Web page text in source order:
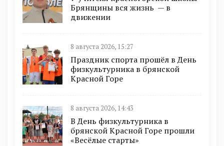
Брянщины вся жизнь — в
движении
8 августа 2026, 15:27
Праздник спорта прошёл в День
физкультурника в брянской
Красной Горе
8 августа 2026, 14:43
В День физкультурника в
брянской Красной Горе прошли
«Весёлые старты»